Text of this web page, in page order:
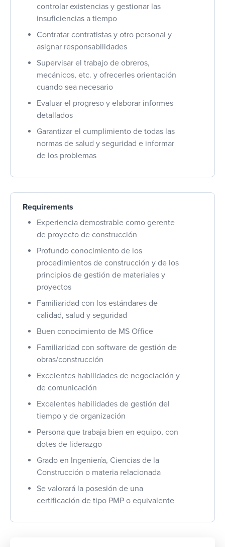
controlar existencias y gestionar las
insuficiencias a tiempo
Contratar contratistas y otro personal y
asignar responsabilidades
Supervisar el trabajo de obreros,
mecánicos, etc. y ofrecerles orientación
cuando sea necesario
Evaluar el progreso y elaborar informes
detallados
Garantizar el cumplimiento de todas las
normas de salud y seguridad e informar
de los problemas
Requirements
Experiencia demostrable como gerente
de proyecto de construcción
Profundo conocimiento de los
procedimientos de construcción y de los
principios de gestión de materiales y
proyectos
Familiaridad con los estándares de
calidad, salud y seguridad
Buen conocimiento de MS Office
Familiaridad con software de gestión de
obras/construcción
Excelentes habilidades de negociación y
de comunicación
Excelentes habilidades de gestión del
tiempo y de organización
Persona que trabaja bien en equipo, con
dotes de liderazgo
Grado en Ingeniería, Ciencias de la
Construcción o materia relacionada
Se valorará la posesión de una
certificación de tipo PMP o equivalente